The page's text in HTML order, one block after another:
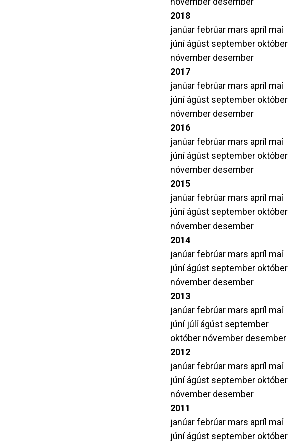
2018
janúarfebrúar mars apríl maí
júníágúst september október
nóvember desember
2017
janúarfebrúar mars apríl maí
júníágúst september október
nóvember desember
2016
janúarfebrúar mars apríl maí
júníágúst september október
nóvember desember
2015
janúarfebrúar mars apríl maí
júníágúst september október
nóvember desember
2014
janúarfebrúar mars apríl maí
júníágúst september október
nóvember desember
2013
janúarfebrúar mars apríl maí
júní júlíágúst september
október nóvember desember
2012
janúarfebrúar mars apríl maí
júníágúst september október
nóvember desember
2011
janúarfebrúar mars apríl maí
júníágúst september október